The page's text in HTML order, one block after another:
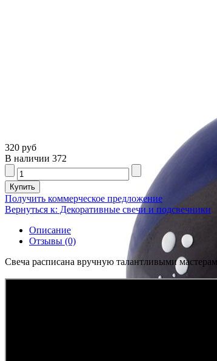
320 руб
В наличии 372
Получить коммерческое предложение
Вернуться к: Декоративные свечи и подсвечники
Описание
Отзывы (0)
Свеча расписана вручную талантливыми